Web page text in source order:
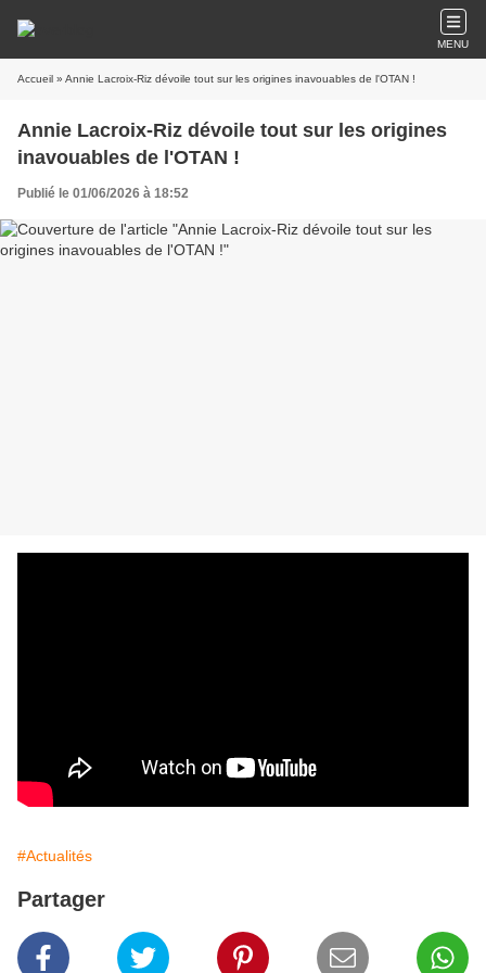
MENU
Accueil » Annie Lacroix-Riz dévoile tout sur les origines inavouables de l'OTAN !
Annie Lacroix-Riz dévoile tout sur les origines
inavouables de l'OTAN !
Publié le 01/06/2026 à 18:52
#Actualités
Partager